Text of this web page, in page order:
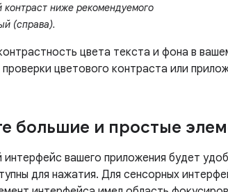
контраст ниже рекомендуемого
(справа).
цвета текста и фона в
цветового контраста или
большие и простые
интерфейс вашего приложения будет
для нажатия. Для сенсорных